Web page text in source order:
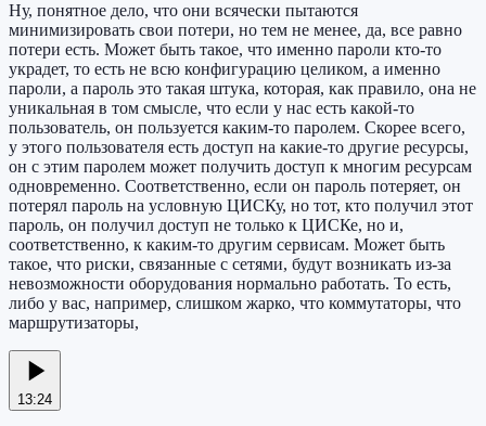
Ну, понятное дело, что они всячески пытаются
минимизировать свои потери, но тем не менее, да, все равно
потери есть. Может быть такое, что именно пароли кто-то
украдет, то есть не всю конфигурацию целиком, а именно
пароли, а пароль это такая штука, которая, как правило, она не
уникальная в том смысле, что если у нас есть какой-то
пользователь, он пользуется каким-то паролем. Скорее всего,
у этого пользователя есть доступ на какие-то другие ресурсы,
он с этим паролем может получить доступ к многим ресурсам
одновременно. Соответственно, если он пароль потеряет, он
потерял пароль на условную ЦИСКу, но тот, кто получил этот
пароль, он получил доступ не только к ЦИСКе, но и,
соответственно, к каким-то другим сервисам. Может быть
такое, что риски, связанные с сетями, будут возникать из-за
невозможности оборудования нормально работать. То есть,
либо у вас, например, слишком жарко, что коммутаторы, что
маршрутизаторы,
13:24